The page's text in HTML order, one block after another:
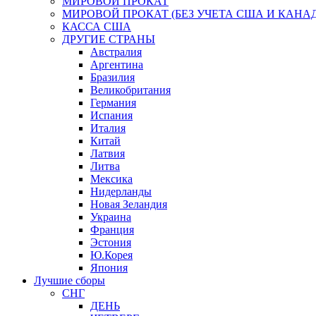
МИРОВОЙ ПРОКАТ (БЕЗ УЧЕТА США И
КАССА США
ДРУГИЕ СТРАНЫ
Австралия
Аргентина
Бразилия
Великобритания
Германия
Испания
Италия
Китай
Латвия
Литва
Мексика
Нидерланды
Новая Зеландия
Украина
Франция
Эстония
Ю.Корея
Япония
Лучшие сборы
СНГ
ДЕНЬ